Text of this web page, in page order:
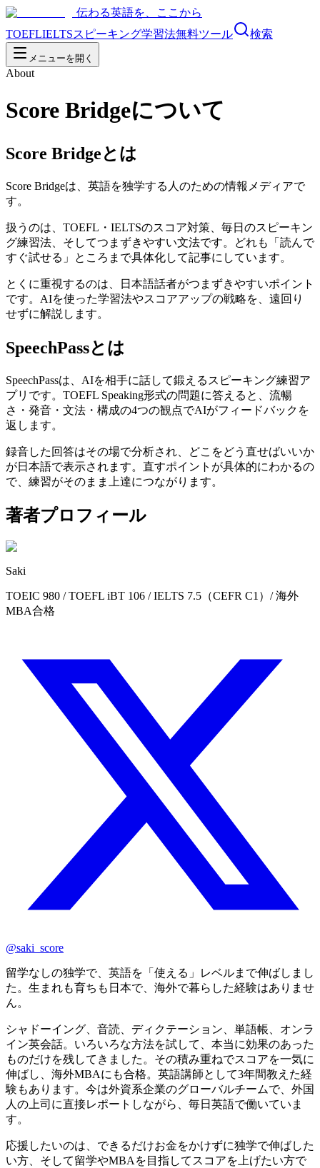
伝わる英語を、ここから
TOEFLIELTSスピーキング学習法無料ツール 検索
メニューを開く
About
Score Bridgeについて
Score Bridgeとは
Score Bridgeは、英語を独学する人のための情報メディアで
す。
扱うのは、TOEFL・IELTSのスコア対策、毎日のスピーキン
グ練習法、そしてつまずきやすい文法です。どれも「読んで
すぐ試せる」ところまで具体化して記事にしています。
とくに重視するのは、日本語話者がつまずきやすいポイント
です。AIを使った学習法やスコアアップの戦略を、遠回り
せずに解説します。
SpeechPassとは
SpeechPassは、AIを相手に話して鍛えるスピーキング練習ア
プリです。TOEFL Speaking形式の問題に答えると、流暢
さ・発音・文法・構成の4つの観点でAIがフィードバックを
返します。
録音した回答はその場で分析され、どこをどう直せばいいか
が日本語で表示されます。直すポイントが具体的にわかるの
で、練習がそのまま上達につながります。
著者プロフィール
Saki
TOEIC 980 / TOEFL iBT 106 / IELTS 7.5（CEFR C1）/ 海外
MBA合格
@saki_score
留学なしの独学で、英語を「使える」レベルまで伸ばしまし
た。生まれも育ちも日本で、海外で暮らした経験はありませ
ん。
シャドーイング、音読、ディクテーション、単語帳、オンラ
イン英会話。いろいろな方法を試して、本当に効果のあった
ものだけを残してきました。その積み重ねでスコアを一気に
伸ばし、海外MBAにも合格。英語講師として3年間教えた経
験もあります。今は外資系企業のグローバルチームで、外国
人の上司に直接レポートしながら、毎日英語で働いていま
す。
応援したいのは、できるだけお金をかけずに独学で伸ばした
い方、そして留学やMBAを目指してスコアを上げたい方で